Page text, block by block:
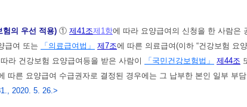
험의 우선 적용) ① 제41조제1항에 따라 요양급여의 신청을 한 사람은
급여 또는
「의료급여법」 제7조에 따른 의료급여(이하 “건강보험 요
라 건강보험 요양급여등을 받은 사람이
「국민건강보험법」 제44조
따른 요양급여 수급권자로 결정된 경우에는 그 납부한 본인 일부 부
2020. 5. 26.>